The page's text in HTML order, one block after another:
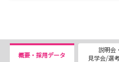
※時間：10：00～12：00
※申し込みの締め切りは、開
概要・採用データ
説明会
見学会/選